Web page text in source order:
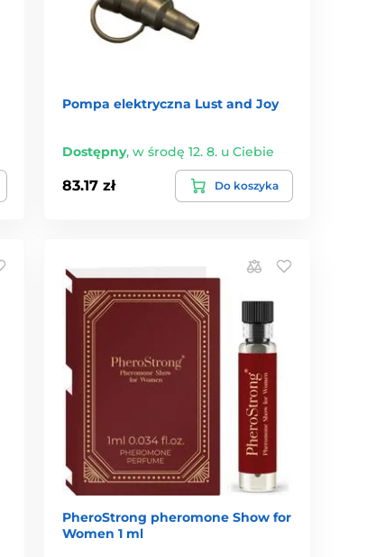
Pompa elektryczna Lust and Joy
Dostępny,w środę 12. 8. u Ciebie
83.17 zł Do koszyka
PheroStrong pheromone Show for
Women 1 ml